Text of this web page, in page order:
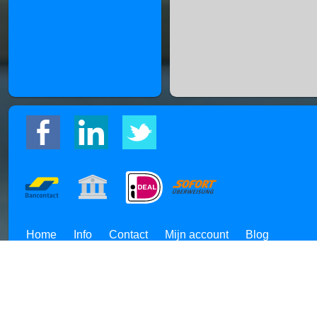
Home Info Contact Mijn account Blog